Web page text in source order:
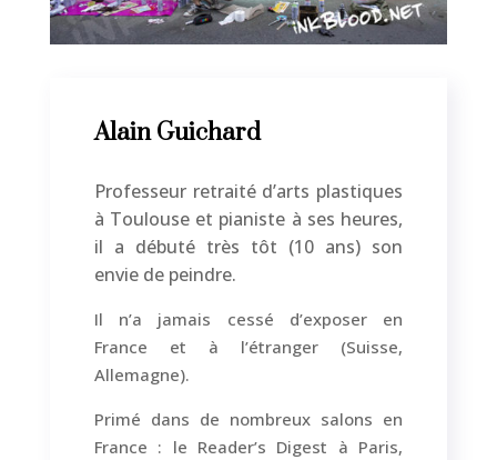
Alain Guichard
Professeur retraité d’arts plastiques
à Toulouse et pianiste à ses heures,
il a débuté très tôt (10 ans) son
envie de peindre.
Il n’a jamais cessé d’exposer en
France et à l’étranger (Suisse,
Allemagne).
Primé dans de nombreux salons en
France : le Reader’s Digest à Paris,